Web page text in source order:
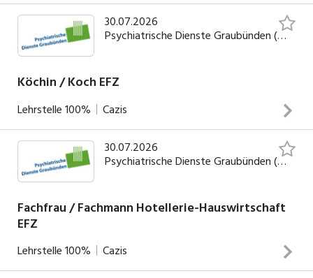
Teilnahme an Ärzterapporten, stationsinternen Rapporten,
Oberarztvisiten, Fallbesprechungen, Standortgesprächen
und TeambesprechungenEintrittsgespräche mit
anschliessender Dokumentation unter Supervision des
und Behandlung der Patienten sowie entsprechende
DokumentationÜbernahme von Fallführungen mit allen
administrativen AufgabenZusammenarbeit im
multiprofessionellen TeamSystemische Arbeit unter
30.07.2026
Psychiatrische Dienste Graubünden (PDGR)
Köchin / Koch EFZ
Lehrstelle100% Cazis
INSERAT ANSEHEN30.07.2026
Psychiatrische Dienste Graubünden (PDGR)
Fachfrau / Fachmann Hotellerie-Hauswirtschaft
EFZ
Lehrstelle100% Cazis